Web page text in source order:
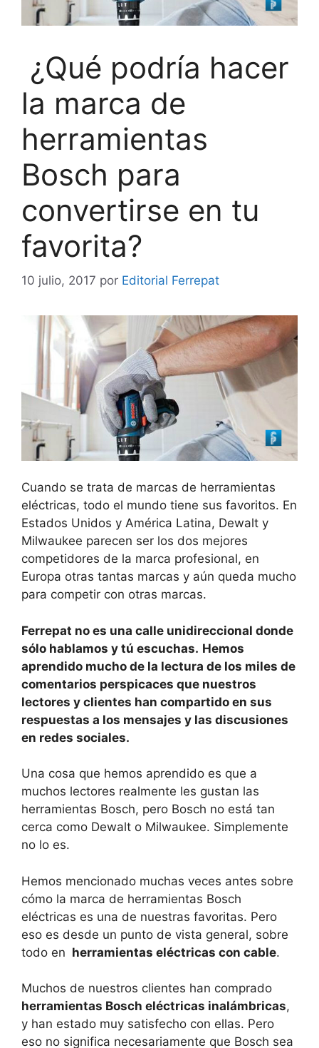
¿Qué podría hacer
la marca de
herramientas
Bosch para
convertirse en tu
favorita?
10 julio, 2017 por Editorial Ferrepat
Cuando se trata de marcas de herramientas
eléctricas, todo el mundo tiene sus favoritos. En
Estados Unidos y América Latina, Dewalt y
Milwaukee parecen ser los dos mejores
competidores de la marca profesional, en
Europa otras tantas marcas y aún queda mucho
para competir con otras marcas.
Ferrepat no es una calle unidireccional donde
sólo hablamos y tú escuchas. Hemos
aprendido mucho de la lectura de los miles de
comentarios perspicaces que nuestros
lectores y clientes han compartido en sus
respuestas a los mensajes y las discusiones
en redes sociales.
Una cosa que hemos aprendido es que a
muchos lectores realmente les gustan las
herramientas Bosch, pero Bosch no está tan
cerca como Dewalt o Milwaukee. Simplemente
no lo es.
Hemos mencionado muchas veces antes sobre
cómo la marca de herramientas Bosch
eléctricas es una de nuestras favoritas. Pero
eso es desde un punto de vista general, sobre
todo en herramientas eléctricas con cable.
Muchos de nuestros clientes han comprado
herramientas Bosch eléctricas inalámbricas,
y han estado muy satisfecho con ellas. Pero
eso no significa necesariamente que Bosch sea